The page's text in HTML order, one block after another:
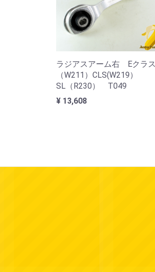
ラジアスアーム右 Eクラス
（W211）CLS(W219）
SL（R230） T049
¥ 13,608